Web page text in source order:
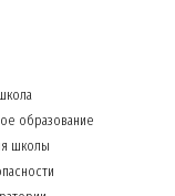
образование
школы